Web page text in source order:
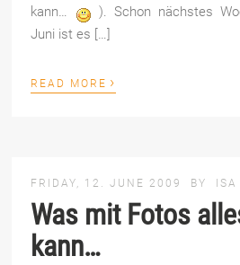
kann…
). Schon nächstes
Juni ist es […]
READ MORE ›
FRIDAY, 12. JUNE 2009 BY ISA
Was mit Fotos
kann…